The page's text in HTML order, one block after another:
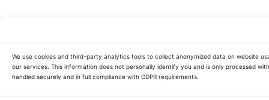
We use cookies and third-party analytics tools to collect anonymized data on website
our services. This information does not personally identify you and is only processed
handled securely and in full compliance with GDPR requirements.